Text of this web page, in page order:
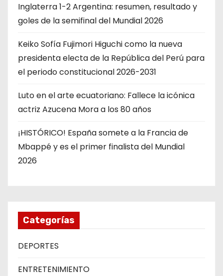
Inglaterra 1-2 Argentina: resumen, resultado y
goles de la semifinal del Mundial 2026
Keiko Sofía Fujimori Higuchi como la nueva
presidenta electa de la República del Perú para
el periodo constitucional 2026-2031
Luto en el arte ecuatoriano: Fallece la icónica
actriz Azucena Mora a los 80 años
¡HISTÓRICO! España somete a la Francia de
Mbappé y es el primer finalista del Mundial
2026
Categorías
DEPORTES
ENTRETENIMIENTO